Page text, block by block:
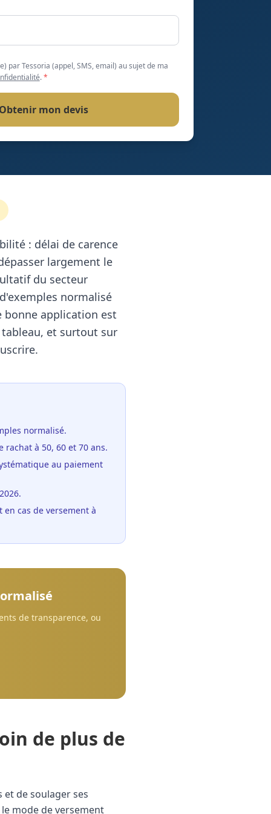
par Tessoria (appel, SMS, email) au sujet de ma
.*
mon devis
: délai de carence
largement le
du secteur
normalisé
bonne application est
et surtout sur
normalisé.
à 50, 60 et 70 ans.
au paiement
cas de versement à
de transparence, ou
de plus de
de soulager ses
mode de versement